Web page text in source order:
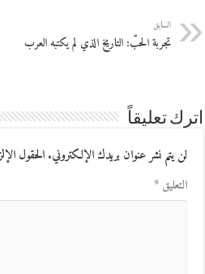
السابق
تجربة الحبّ: التاريخ الذي لم يكتبه العرب
اترك تعليقاً
لن يتم نشر عنوان بريدك الإلكتروني.الحقول
التعليق*